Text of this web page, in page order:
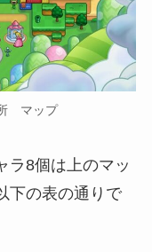
マップ
ラ8個は上のマッ
下の表の通りで